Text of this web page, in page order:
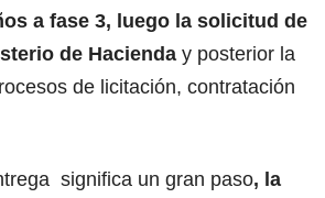
a fase 3, luego la solicitud de
de Hacienda y posterior la
de licitación, contratación
significa un gran paso, la